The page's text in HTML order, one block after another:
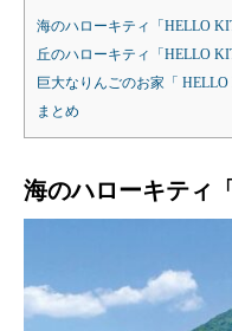
海のハローキティ「HELLO
丘のハローキティ「HELLO
巨大なりんごのお家「 HELLO
まとめ
海のハローキティ